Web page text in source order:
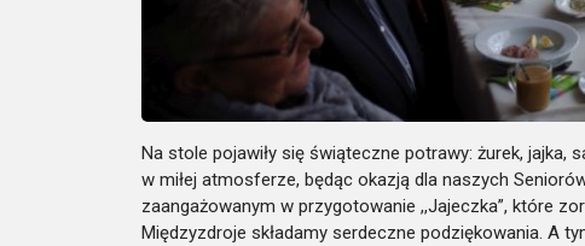
Na stole pojawiły się świąteczne potrawy: żurek, jajka,
w miłej atmosferze, będąc okazją dla naszych
zaangażowanym w przygotowanie ,,Jajeczka”, które
Międzyzdroje składamy serdeczne podziękowania. A